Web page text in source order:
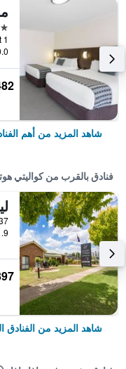
4 نجوم
0.0 كيلومتر
شاهد المزيد من أهم
فنادق بالقرب من كواليتي
1.9 كيلومتر عن
شاهد المزيد من الفنادق